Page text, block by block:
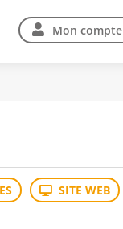
Mon compte